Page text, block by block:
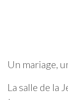
Un mariage,
La salle de la